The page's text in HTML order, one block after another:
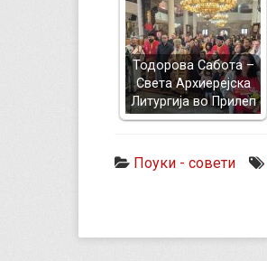
Тодорова Сабота –
Света Архиерејска
Литургија во Прилеп
Поуки - совети